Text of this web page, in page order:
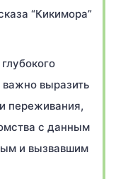
“Кикимора”
выразить
переживания,
с данным
и вызвавшим